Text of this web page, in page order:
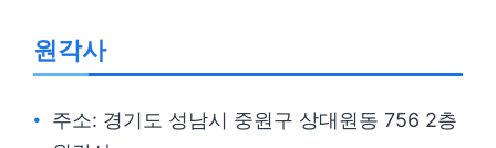
원각사
주소: 경기도 성남시 중원구 상대원동 756 2층